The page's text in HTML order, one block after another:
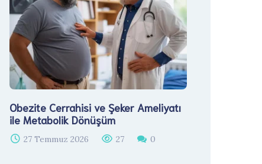
Obezite Cerrahisi ve Şeker Ameliyatı
ile Metabolik Dönüşüm
27 Temmuz 2026 27 0